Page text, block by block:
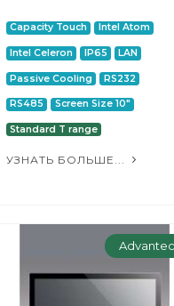
Capacity Touch Intel Atom
Intel Celeron IP65 LAN
Passive Cooling RS232
RS485 Screen Size 10"
Standard T range
УЗНАТЬ БОЛЬШЕ...